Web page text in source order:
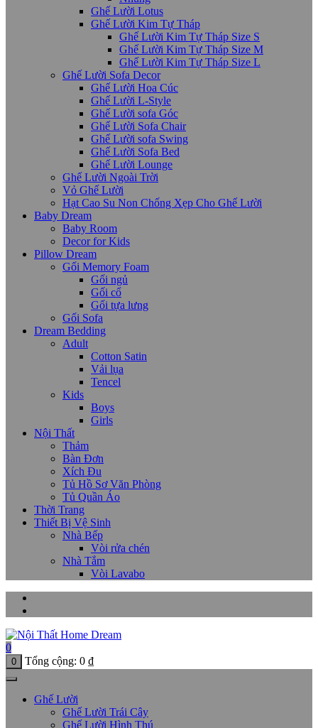
Ghế Lười Lotus
Ghế Lười Kim Tự Tháp
Ghế Lười Kim Tự Tháp Size S
Ghế Lười Kim Tự Tháp Size M
Ghế Lười Kim Tự Tháp Size L
Ghế Lười Sofa Decor
Ghế Lười Hoa Cúc
Ghế Lười L-Style
Ghế Lười sofa Góc
Ghế Lười Sofa Chair
Ghế Lười sofa Swing
Ghế Lười Sofa Bed
Ghế Lười Lounge
Ghế Lười Ngoài Trời
Vỏ Ghế Lười
Hạt Cao Su Non Chống Xẹp Cho Ghế Lười
Baby Dream
Baby Room
Decor for Kids
Pillow Dream
Gối Memory Foam
Gối ngủ
Gối cổ
Gối tựa lưng
Gối Sofa
Dream Bedding
Adult
Cotton Satin
Vải lụa
Tencel
Kids
Boys
Girls
Nội Thất
Thảm
Bàn Đơn
Xích Đu
Tủ Hồ Sơ Văn Phòng
Tủ Quần Áo
Thời Trang
Thiết Bị Vệ Sinh
Nhà Bếp
Vòi rửa chén
Nhà Tắm
Vòi Lavabo
0
0 Tổng cộng: 0 ₫
Ghế Lười
Ghế Lười Trái Cây
Ghế Lười Hình Thú